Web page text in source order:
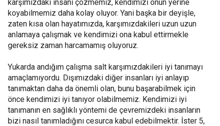
karşımızdaki insanı çözmemiz, kendimizi onun yerine
koyabilmemiz daha kolay oluyor. Yani başka bir deyişle,
zaten kısa olan hayatımızda, karşımızdakileri uzun uzun
anlamaya çalışmak ve kendimizi ona kabul ettirmekle
gereksiz zaman harcamamış oluyoruz.
Yukarda andığım çalışma salt karşımızdakileri iyi tanımayı
amaçlamıyordu. Dışımızdaki diğer insanları iyi anlayıp
tanımaktan daha da önemli olan, bunu başarabilmek için
önce kendimizi iyi tanıyor olabilmemiz. Kendimizi iyi
tanımanın en sağlıklı yöntemi de çevremizdeki insanların
bizi nasıl tanımladığını cesurca kabul edebilmektir. İster 5,